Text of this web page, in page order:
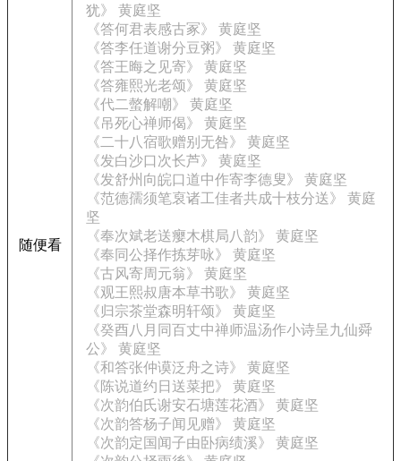
随便看
犹》 黄庭坚
《答何君表感古冢》 黄庭坚
《答李任道谢分豆粥》 黄庭坚
《答王晦之见寄》 黄庭坚
《答雍熙光老颂》 黄庭坚
《代二螫解嘲》 黄庭坚
《吊死心禅师偈》 黄庭坚
《二十八宿歌赠别无咎》 黄庭坚
《发白沙口次长芦》 黄庭坚
《发舒州向皖口道中作寄李德叟》 黄庭坚
《范德孺须笔裒诸工佳者共成十枝分送》 黄庭
坚
《奉次斌老送瘿木棋局八韵》 黄庭坚
《奉同公择作拣芽咏》 黄庭坚
《古风寄周元翁》 黄庭坚
《观王熙叔唐本草书歌》 黄庭坚
《归宗茶堂森明轩颂》 黄庭坚
《癸酉八月同百丈中禅师温汤作小诗呈九仙舜
公》 黄庭坚
《和答张仲谟泛舟之诗》 黄庭坚
《陈说道约日送菜把》 黄庭坚
《次韵伯氏谢安石塘莲花酒》 黄庭坚
《次韵答杨子闻见赠》 黄庭坚
《次韵定国闻子由卧病绩溪》 黄庭坚